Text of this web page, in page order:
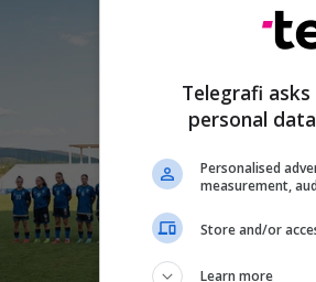
Telegrafi
personal
Personalised
measurement,
Store and/or
Learn more